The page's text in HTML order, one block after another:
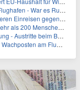
- War es Russland?
Einreisen gegenseitig
Menschen evakuiert
beim BSW Sachsen-Anhalt
am Flughafen